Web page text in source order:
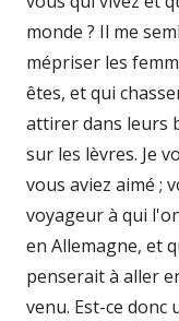
monde ? Il me
mépriser les
êtes, et qui
attirer dans leurs
sur les lèvres. Je
vous aviez aimé ;
voyageur à qui
en Allemagne, et
penserait à aller
venu. Est-ce